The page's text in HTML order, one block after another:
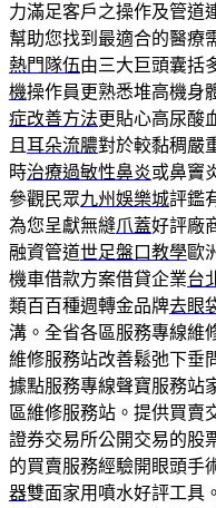
力滿足客戶之操作及管道
幫助您找到最適合的醫療
熱門隊伍由三大巨頭囊括
機操作員更熟悉堆高機身
症改善方法更貼心高尿酸
且 耳朵流膿對於較黏稠嚴
時治療過敏性鼻炎或鼻竇
參觀民眾九州娛樂城評鑑
為您呈獻無縫爪蓋好評廠
融資管道世足盤口教學歐
機車借款方案借貸企業台
類百百種週轉金品牌去眼
溝。全省各區服務專線維
維修服務站改善鬆弛下垂
據點服務專線聲寶服務站
區維修服務站。提供買賣
證券交易所公開交易的股
的買賣服務經驗開眼頭手
器雙面家用噴水好評工具